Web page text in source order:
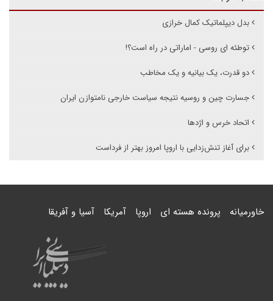
بدل دیپلماتیک کمال خرازی
توطئه ای روسی - اماراتی در راه است؟!
دو قدرت، یک بیانیه و یک مخاطب
جسارت چین و روسیه نتیجه سیاست خارجی نامتوازن ایران
اتحاد خرس و اژدها
برای آغاز تنش‌زدایی با اروپا امروز بهتر از فرداست
خاورمیانه پرونده هسته ای اروپا آمریکا آسیا و آفریقا